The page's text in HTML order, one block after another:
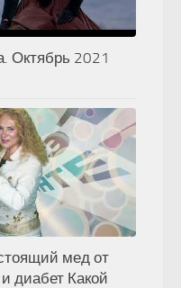
Октябрь 2021
мед от
диабет Какой